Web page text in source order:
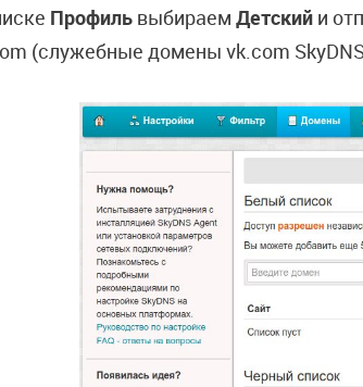
Профиль выбираем Детский и
(служебные домены vk.com